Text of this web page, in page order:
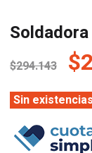
$294.143 El
$
Sin existencias